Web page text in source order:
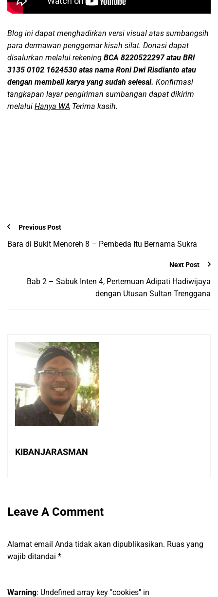
Blog ini dapat menghadirkan versi visual atas sumbangsih
para dermawan penggemar kisah silat. Donasi dapat
disalurkan melalui rekening BCA 8220522297 atau BRI
3135 0102 1624530 atas nama Roni Dwi Risdianto atau
dengan membeli karya yang sudah selesai. Konfirmasi
tangkapan layar pengiriman sumbangan dapat dikirim
melalui Hanya WA Terima kasih.
Previous Post
Bara di Bukit Menoreh 8 – Pembeda Itu Bernama Sukra
Next Post
Bab 2 – Sabuk Inten 4, Pertemuan Adipati Hadiwijaya
dengan Utusan Sultan Trenggana
KIBANJARASMAN
Leave A Comment
Alamat email Anda tidak akan dipublikasikan. Ruas yang
wajib ditandai *
Warning: Undefined array key "cookies" in